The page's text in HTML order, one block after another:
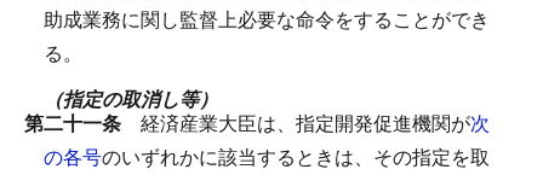
助成業務に関し監督上必要な命令をすることができ
る。
（指定の取消し等）
第二十一条 経済産業大臣は、指定開発促進機関が次
の各号のいずれかに該当するときは、その指定を取